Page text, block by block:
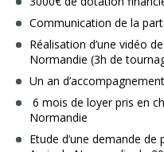
Communication de la
Réalisation d’une vidéo
Normandie (3h de
Un an
6 mois de loyer pris en
Normandie
Etude d’une demande